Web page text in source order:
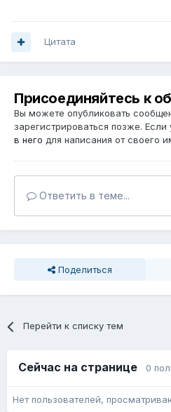
Цитата
Присоединяйтесь к
Вы можете опубликовать
зарегистрироваться позже. Если
в него для написания от своего
Ответить в теме...
Поделиться
Перейти к списку тем
Сейчас на странице 0
Нет пользователей,